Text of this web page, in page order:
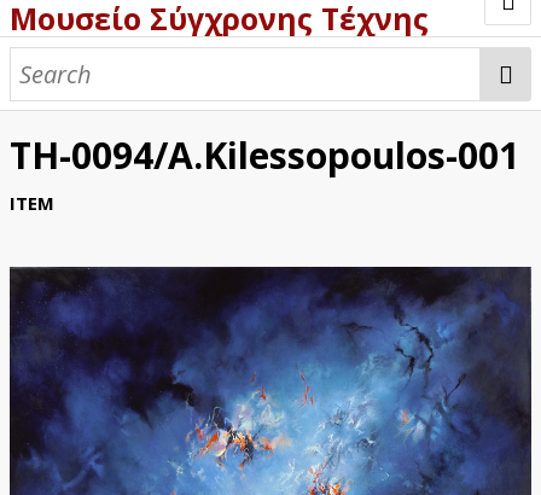
Μουσείο Σύγχρονης Τέχνης
Welcome
Browse
TH-0094/A.Kilessopoulos-001
ITEM